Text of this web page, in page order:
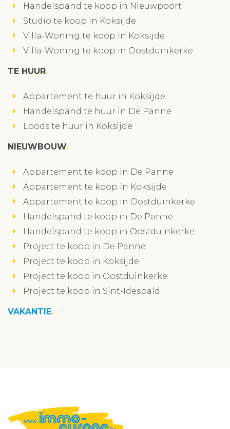
Handelspand te koop in Nieuwpoort
Studio te koop in Koksijde
Villa-Woning te koop in Koksijde
Villa-Woning te koop in Oostduinkerke
TE HUUR
Appartement te huur in Koksijde
Handelspand te huur in De Panne
Loods te huur in Koksijde
NIEUWBOUW
Appartement te koop in De Panne
Appartement te koop in Koksijde
Appartement te koop in Oostduinkerke
Handelspand te koop in De Panne
Handelspand te koop in Oostduinkerke
Project te koop in De Panne
Project te koop in Koksijde
Project te koop in Oostduinkerke
Project te koop in Sint-Idesbald
VAKANTIE